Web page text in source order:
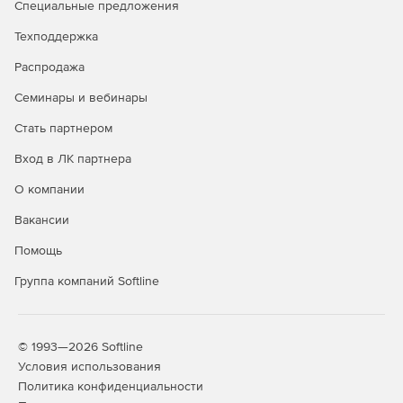
Купите nanoCAD GeoniCS 26 в нашем интернет-
Специальные предложения
Техподдержка
Распродажа
Семинары и вебинары
Стать партнером
Вход в ЛК партнера
О компании
Вакансии
Помощь
Группа компаний Softline
© 1993—2026 Softline
Условия использования
Политика конфиденциальности